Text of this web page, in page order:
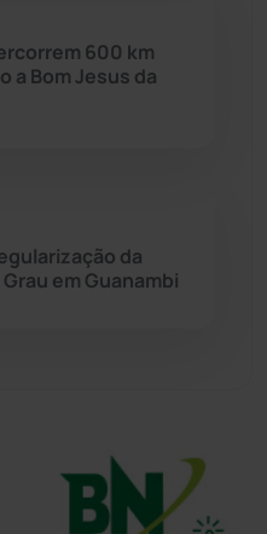
600 km
a Bom Jesus da
da
em Guanambi